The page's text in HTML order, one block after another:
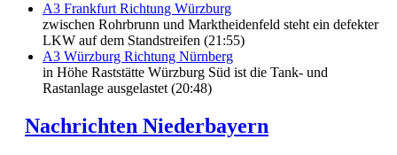
A3 Frankfurt Richtung Würzburg
zwischen Rohrbrunn und Marktheidenfeld steht ein defekter
LKW auf dem Standstreifen (21:55)
A3 Würzburg Richtung Nürnberg
in Höhe Raststätte Würzburg Süd ist die Tank- und
Rastanlage ausgelastet (20:48)
Nachrichten Niederbayern